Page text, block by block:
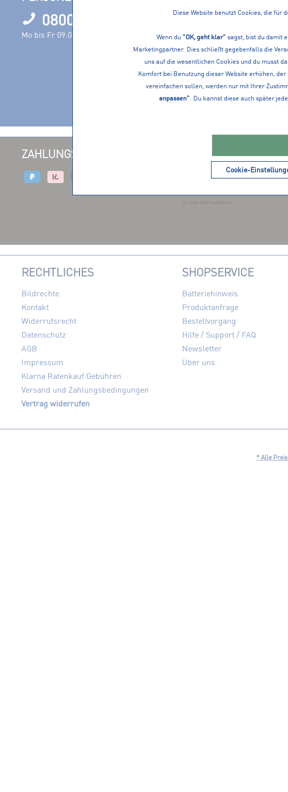
0800 1000120
Mo bis Fr 09:00 – 17:00 Uhr
Filialen
Öffnungszeiten
Nachhaltigkeit
Events
Jobs
Servicevielfalt
Vereine
ZAHLUNGSARTEN
RECHTLICHES
Bildrechte
Kontakt
Widerrufsrecht
Datenschutz
AGB
Impressum
Klarna Ratenkauf Gebühren
Versand und Zahlungsbedingungen
Vertrag widerrufen
SHOPSERVICE
Batteriehinweis
Produktanfrage
Bestellvorgang
Hilfe / Support / FAQ
Newsletter
Über uns
* Alle
Diese Website benutzt Cookies, die für
Wenn du "OK, geht klar" sagst, bist du damit
Marketingpartner. Dies schließt gegebenfalls die
uns auf die wesentlichen Cookies und du musst
Komfort bei Benutzung dieser Website erhöhen,
vereinfachen sollen, werden nur mit Ihrer
anpassen" . Du kannst diese auch später
Cookie-